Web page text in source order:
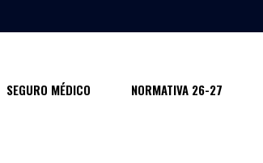
SEGURO MÉDICO NORMATIVA 26-27